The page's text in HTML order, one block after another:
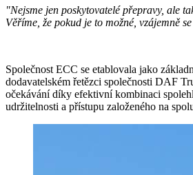
"Nejsme jen poskytovatelé přepravy, ale
Věříme, že pokud je to možné, vzájemně
Společnost ECC se etablovala jako
dodavatelském řetězci společnosti DAF
očekávání díky efektivní kombinaci
udržitelnosti a přístupu založeného na